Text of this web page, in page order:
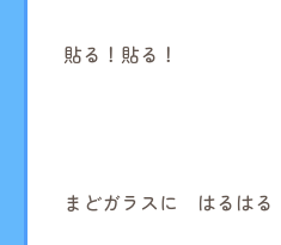
貼る！貼る！
まどガラスに はるはる